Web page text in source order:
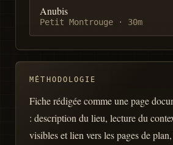
Anubis
Petit Montrouge · 30m
MÉTHODOLOGIE
Fiche rédigée comme une page
: description du lieu, lecture du
visibles et lien vers les pages de